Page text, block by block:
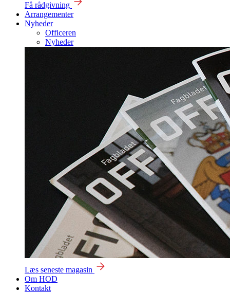
Få rådgivning
Arrangementer
Nyheder
Officeren
Nyheder
Læs seneste magasin
Om HOD
Kontakt